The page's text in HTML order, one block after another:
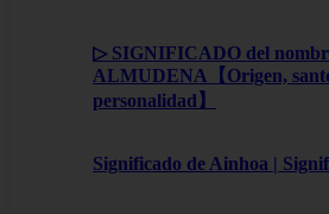
▷ SIGNIFICADO del
ALMUDENA【Origen,
personalidad】
Significado de Ainhoa |